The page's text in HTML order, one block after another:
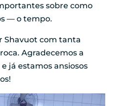
sobre como
— o tempo.
Shavuot com tanta
Agradecemos a
já estamos ansiosos